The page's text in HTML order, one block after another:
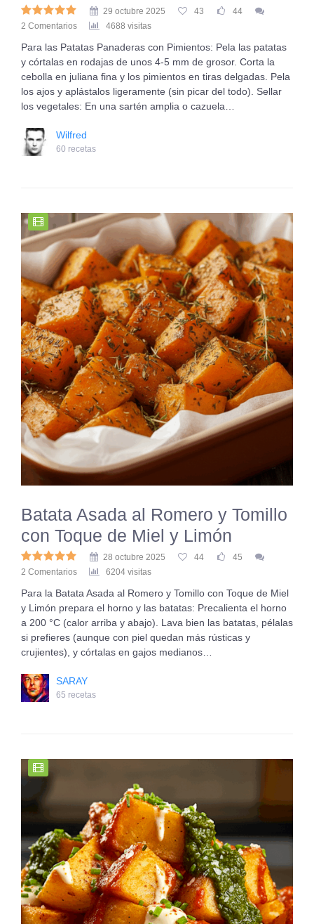
29 octubre 2025 43
44
2 Comentarios
4688 visitas
Para las Patatas Panaderas con Pimientos: Pela las patatas
y córtalas en rodajas de unos 4-5 mm de grosor. Corta la
cebolla en juliana fina y los pimientos en tiras delgadas. Pela
los ajos y aplástalos ligeramente (sin picar del todo). Sellar
los vegetales: En una sartén amplia o cazuela…
Wilfred
60 recetas
Batata Asada al Romero y Tomillo
con Toque de Miel y Limón
28 octubre 2025 44
45
2 Comentarios
6204 visitas
Para la Batata Asada al Romero y Tomillo con Toque de Miel
y Limón prepara el horno y las batatas: Precalienta el horno
a 200 °C (calor arriba y abajo). Lava bien las batatas, pélalas
si prefieres (aunque con piel quedan más rústicas y
crujientes), y córtalas en gajos medianos…
SARAY
65 recetas